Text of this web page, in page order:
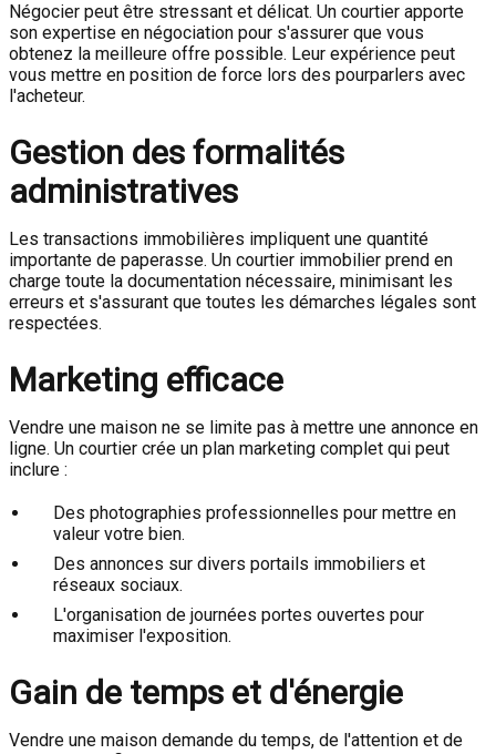
Négocier peut être stressant et délicat. Un courtier apporte
son expertise en négociation pour s'assurer que vous
obtenez la meilleure offre possible. Leur expérience peut
vous mettre en position de force lors des pourparlers avec
l'acheteur.
Gestion des formalités
administratives
Les transactions immobilières impliquent une quantité
importante de paperasse. Un courtier immobilier prend en
charge toute la documentation nécessaire, minimisant les
erreurs et s'assurant que toutes les démarches légales sont
respectées.
Marketing efficace
Vendre une maison ne se limite pas à mettre une annonce en
ligne. Un courtier crée un plan marketing complet qui peut
inclure :
Des photographies professionnelles pour mettre en
valeur votre bien.
Des annonces sur divers portails immobiliers et
réseaux sociaux.
L'organisation de journées portes ouvertes pour
maximiser l'exposition.
Gain de temps et d'énergie
Vendre une maison demande du temps, de l'attention et de